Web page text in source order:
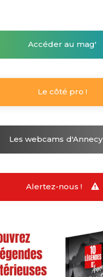
Accéder au mag'
Le côté pro !
Les webcams d'Annecy
Alertez-nous !